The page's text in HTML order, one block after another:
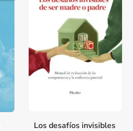
Los desafíos invisibles